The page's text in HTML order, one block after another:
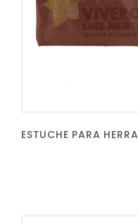
ESTUCHE PARA